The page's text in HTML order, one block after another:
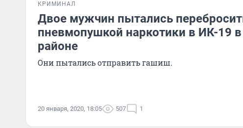
КРИМИНАЛ
Двое мужчин пытались
пневмопушкой наркотики в ИК-19
районе
Они пытались отправить гашиш.
20 января, 2020, 18:05 507 1